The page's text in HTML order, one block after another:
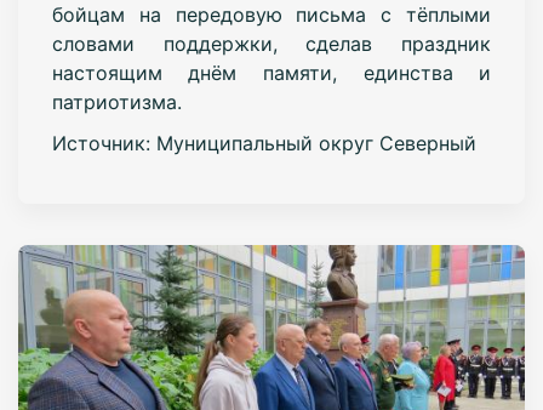
бойцам на передовую письма с тёплыми
словами поддержки, сделав праздник
настоящим днём памяти, единства и
патриотизма.
Источник: Муниципальный округ Северный